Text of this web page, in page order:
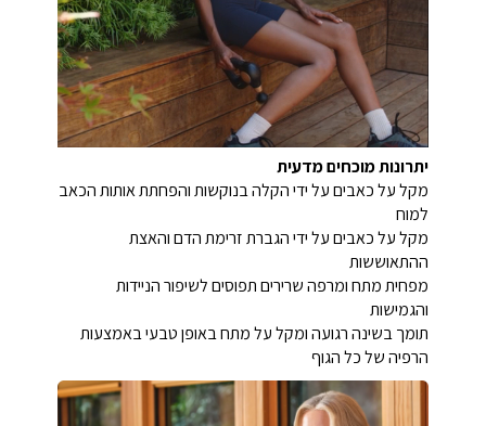
יתרונות מוכחים מדעית
מקל על כאבים על ידי הקלה בנוקשות והפחתת אותות הכאב
למוח
מקל על כאבים על ידי הגברת זרימת הדם והאצת
ההתאוששות
מפחית מתח ומרפה שרירים תפוסים לשיפור הניידות
והגמישות
תומך בשינה רגועה ומקל על מתח באופן טבעי באמצעות
הרפיה של כל הגוף